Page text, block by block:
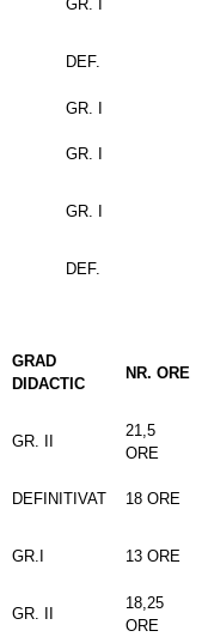
GR. I
DEF.
GR. I
GR. I
GR. I
DEF.
GRAD
DIDACTIC
NR. ORE
GR. II
21,5
ORE
DEFINITIVAT 18 ORE
GR.I 13 ORE
GR. II
18,25
ORE